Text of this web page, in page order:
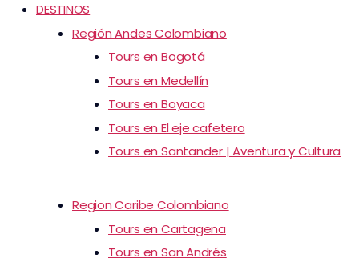
DESTINOS
Región Andes Colombiano
Tours en Bogotá
Tours en Medellín
Tours en Boyaca
Tours en El eje cafetero
Tours en Santander | Aventura y Cultura
Region Caribe Colombiano
Tours en Cartagena
Tours en San Andrés